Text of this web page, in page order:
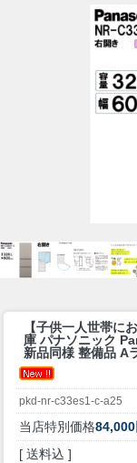
【子供一人世帯に
庫 パナソニック
新品同様 整備品 A
pkd-nr-c33es1-c-a25
当店特別価格84,000
[ 送料込 ]